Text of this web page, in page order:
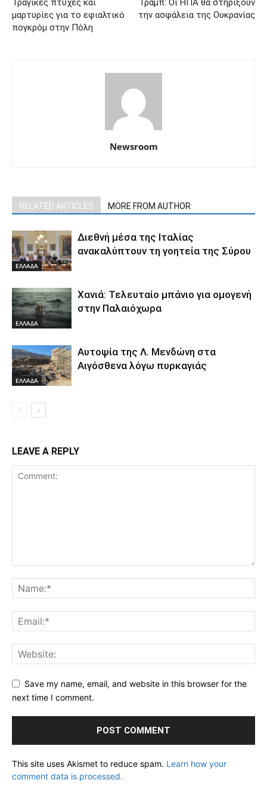
μαρτυρίες για το εφιαλτικό
πογκρόμ στην Πόλη
την ασφάλεια της Ουκρανίας
Newsroom
RELATED ARTICLES MORE FROM AUTHOR
ΕΛΛΑΔΑ
Διεθνή μέσα της Ιταλίας
ανακαλύπτουν τη γοητεία της Σύρου
ΕΛΛΑΔΑ
Χανιά: Τελευταίο μπάνιο για ομογενή
στην Παλαιόχωρα
ΕΛΛΑΔΑ
Αυτοψία της Λ. Μενδώνη στα
Αιγόσθενα λόγω πυρκαγιάς
LEAVE A REPLY
Save my name, email, and website in this browser for the
next time I comment.
This site uses Akismet to reduce spam. Learn how your
comment data is processed.